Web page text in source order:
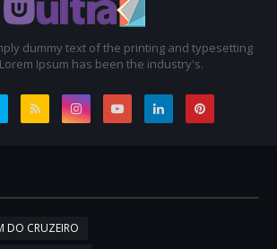
dummy text of the printing and typesetting
Ipsum has been the industry's.
DO CRUZEIRO